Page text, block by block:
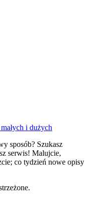
sposób? Szukasz
serwis! Malujcie,
co tydzień nowe opisy